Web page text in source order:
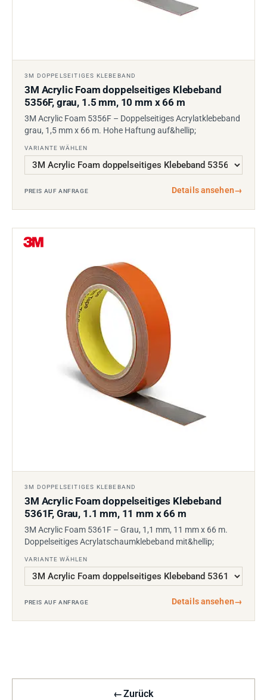
3M DOPPELSEITIGES KLEBEBAND
3M Acrylic Foam doppelseitiges Klebeband
5356F, grau, 1.5 mm, 10 mm x 66 m
3M Acrylic Foam 5356F – Doppelseitiges Acrylatklebeband
grau, 1,5 mm x 66 m. Hohe Haftung auf&hellip;
VARIANTE WÄHLEN
PREIS AUF ANFRAGE Details ansehen→
3M DOPPELSEITIGES KLEBEBAND
3M Acrylic Foam doppelseitiges Klebeband
5361F, Grau, 1.1 mm, 11 mm x 66 m
3M Acrylic Foam 5361F – Grau, 1,1 mm, 11 mm x 66 m.
Doppelseitiges Acrylatschaumklebeband mit&hellip;
VARIANTE WÄHLEN
PREIS AUF ANFRAGE Details ansehen→
←Zurück